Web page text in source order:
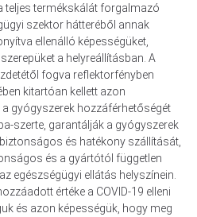
teljes termékskálát forgalmazó
szektor hátteréből annak
ellenálló képességüket,
a helyreállításban. A
fogva reflektorfényben
kitartóan kellett azon
gyógyszerek hozzáférhetőségét
szerte, garantálják a gyógyszerek
és hatékony szállítását,
és a gyártótól független
egészségügyi ellátás helyszínein.
értéke a COVID-19 elleni
és azon képességük, hogy meg